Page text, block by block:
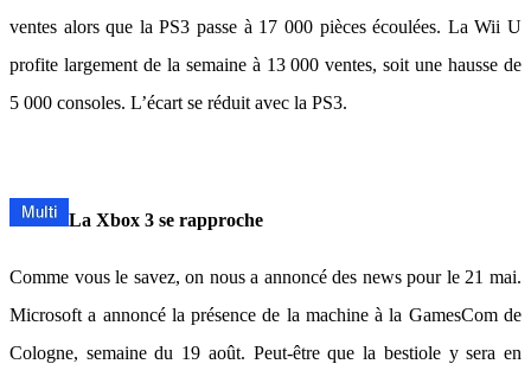
ventes alors que la PS3 passe à 17 000 pièces écoulées. La Wii U
profite largement de la semaine à 13 000 ventes, soit une hausse de
5 000 consoles. L’écart se réduit avec la PS3.
La Xbox 3 se rapproche
Comme vous le savez, on nous a annoncé des news pour le 21 mai.
Microsoft a annoncé la présence de la machine à la GamesCom de
Cologne, semaine du 19 août. Peut-être que la bestiole y sera en